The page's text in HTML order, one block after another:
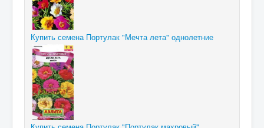
Купить семена Портулак "Мечта лета" однолетние